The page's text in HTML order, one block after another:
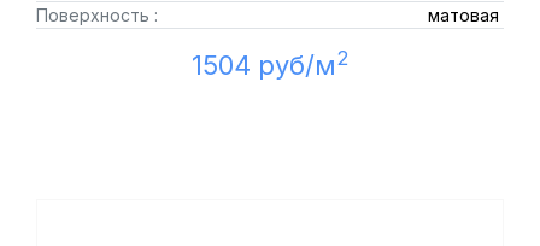
Поверхность :
матовая
1504 руб/м2